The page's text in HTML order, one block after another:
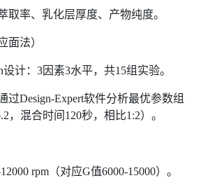
取率、乳化层厚度、产物纯度。
面法）
设计：3因素3水平，共15组实验。
过Design-Expert软件分析最优参数组
，混合时间120秒，相比1:2）。
rpm（对应G值6000-15000）。